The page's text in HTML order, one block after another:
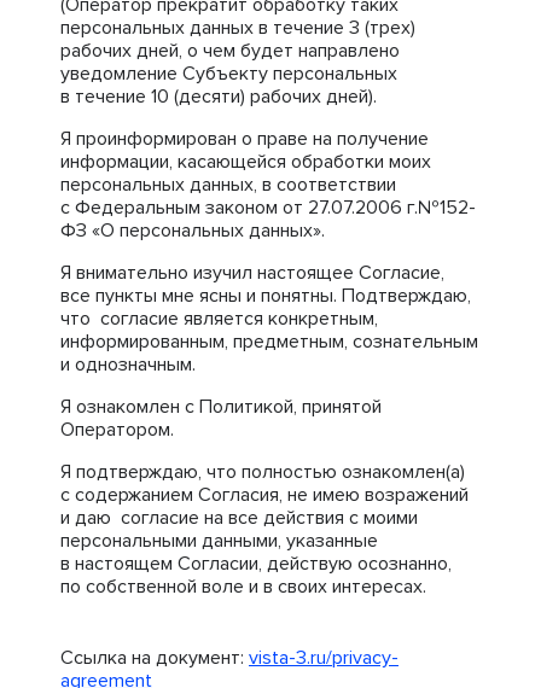
(Оператор прекратит обработку таких
персональных данных в течение 3 (трех)
рабочих дней, о чем будет направлено
уведомление Субъекту персональных
в течение 10 (десяти) рабочих дней).
Я проинформирован о праве на получение
информации, касающейся обработки моих
персональных данных, в соответствии
с Федеральным законом от 27.07.2006 г.№152-
ФЗ «О персональных данных».
Я внимательно изучил настоящее Согласие,
все пункты мне ясны и понятны. Подтверждаю,
что согласие является конкретным,
информированным, предметным, сознательным
и однозначным.
Я ознакомлен с Политикой, принятой
Оператором.
Я подтверждаю, что полностью ознакомлен(а)
с содержанием Согласия, не имею возражений
и даю согласие на все действия с моими
персональными данными, указанные
в настоящем Согласии, действую осознанно,
по собственной воле и в своих интересах.
Ссылка на документ: vista-3.ru/privacy-
agreement